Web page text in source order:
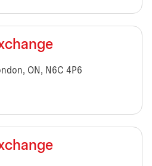
ON, N6C 4P6